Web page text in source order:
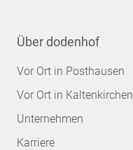
Über dodenhof
Vor Ort in Posthausen
Vor Ort in Kaltenkirchen
Unternehmen
Karriere